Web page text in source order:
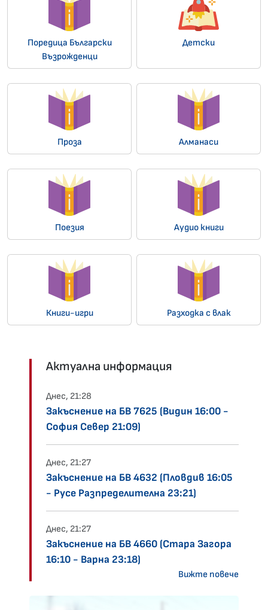
Поредица Български
Възрожденци
Детски
Проза Алманаси
Поезия Аудио книги
Книги-игри Разходка с влак
Актуална информация
Днес, 21:28
Закъснение на БВ 7625 (Видин 16:00 -
София Север 21:09)
Днес, 21:27
Закъснение на БВ 4632 (Пловдив 16:05
- Русе Разпределителна 23:21)
Днес, 21:27
Закъснение на БВ 4660 (Стара Загора
16:10 - Варна 23:18)
Вижте повече